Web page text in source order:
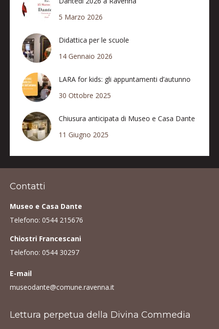
5 Marzo 2026
Didattica per le scuole
14 Gennaio 2026
LARA for kids: gli appuntamenti d’autunno
30 Ottobre 2025
Chiusura anticipata di Museo e Casa Dante
11 Giugno 2025
Contatti
Museo e Casa Dante
Telefono: 0544 215676
Chiostri Francescani
Telefono: 0544 30297
E-mail
museodante@comune.ravenna.it
Lettura perpetua della Divina Commedia